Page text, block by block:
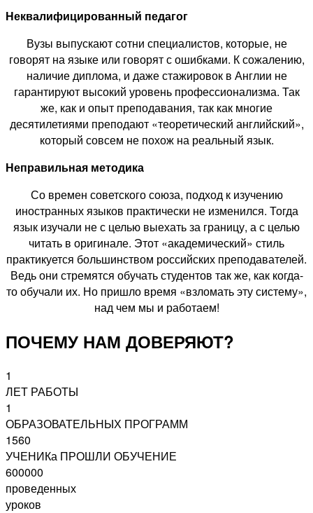
Неквалифицированный педагог
Вузы выпускают сотни специалистов, которые, не
говорят на языке или говорят с ошибками. К сожалению,
наличие диплома, и даже стажировок в Англии не
гарантируют высокий уровень профессионализма. Так
же, как и опыт преподавания, так как многие
десятилетиями преподают «теоретический английский»,
который совсем не похож на реальный язык.
Неправильная методика
Со времен советского союза, подход к изучению
иностранных языков практически не изменился. Тогда
язык изучали не с целью выехать за границу, а с целью
читать в оригинале. Этот «академический» стиль
практикуется большинством российских преподавателей.
Ведь они стремятся обучать студентов так же, как когда-
то обучали их. Но пришло время «взломать эту систему»,
над чем мы и работаем!
ПОЧЕМУ НАМ ДОВЕРЯЮТ?
1
ЛЕТ РАБОТЫ
1
ОБРАЗОВАТЕЛЬНЫХ ПРОГРАММ
1560
УЧЕНИКа ПРОШЛИ ОБУЧЕНИЕ
600000
проведенных
уроков